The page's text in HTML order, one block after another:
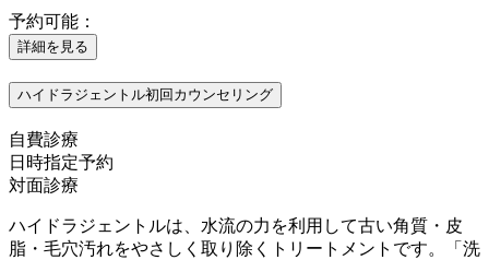
予約可能：
詳細を見る
ハイドラジェントル初回カウンセリング
自費診療
日時指定予約
対面診療
ハイドラジェントルは、水流の力を利用して古い角質・皮
脂・毛穴汚れをやさしく取り除くトリートメントです。「洗